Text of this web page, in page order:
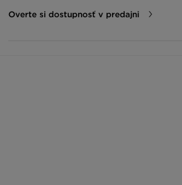
Overte si dostupnosť v predajni